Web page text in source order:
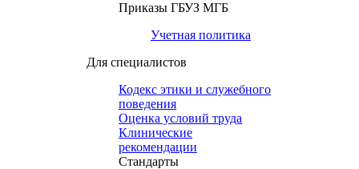
Приказы ГБУЗ МГБ
Учетная политика
Для специалистов
Кодекс этики и служебного
поведения
Оценка условий труда
Клинические
рекомендации
Cтандарты